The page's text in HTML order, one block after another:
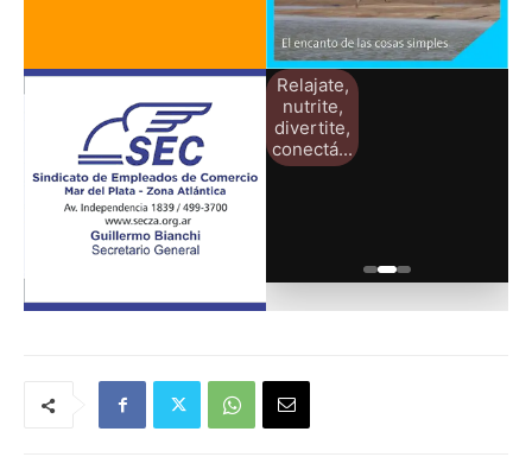
Relajate,
nutrite,
divertite,
conectá...